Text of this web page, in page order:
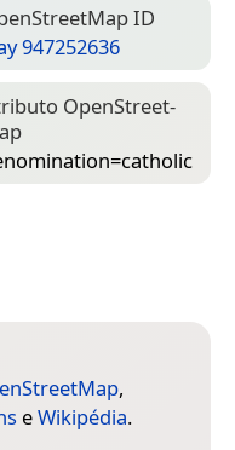
ID
947252636
Open­Street­
,
eWikipédia.